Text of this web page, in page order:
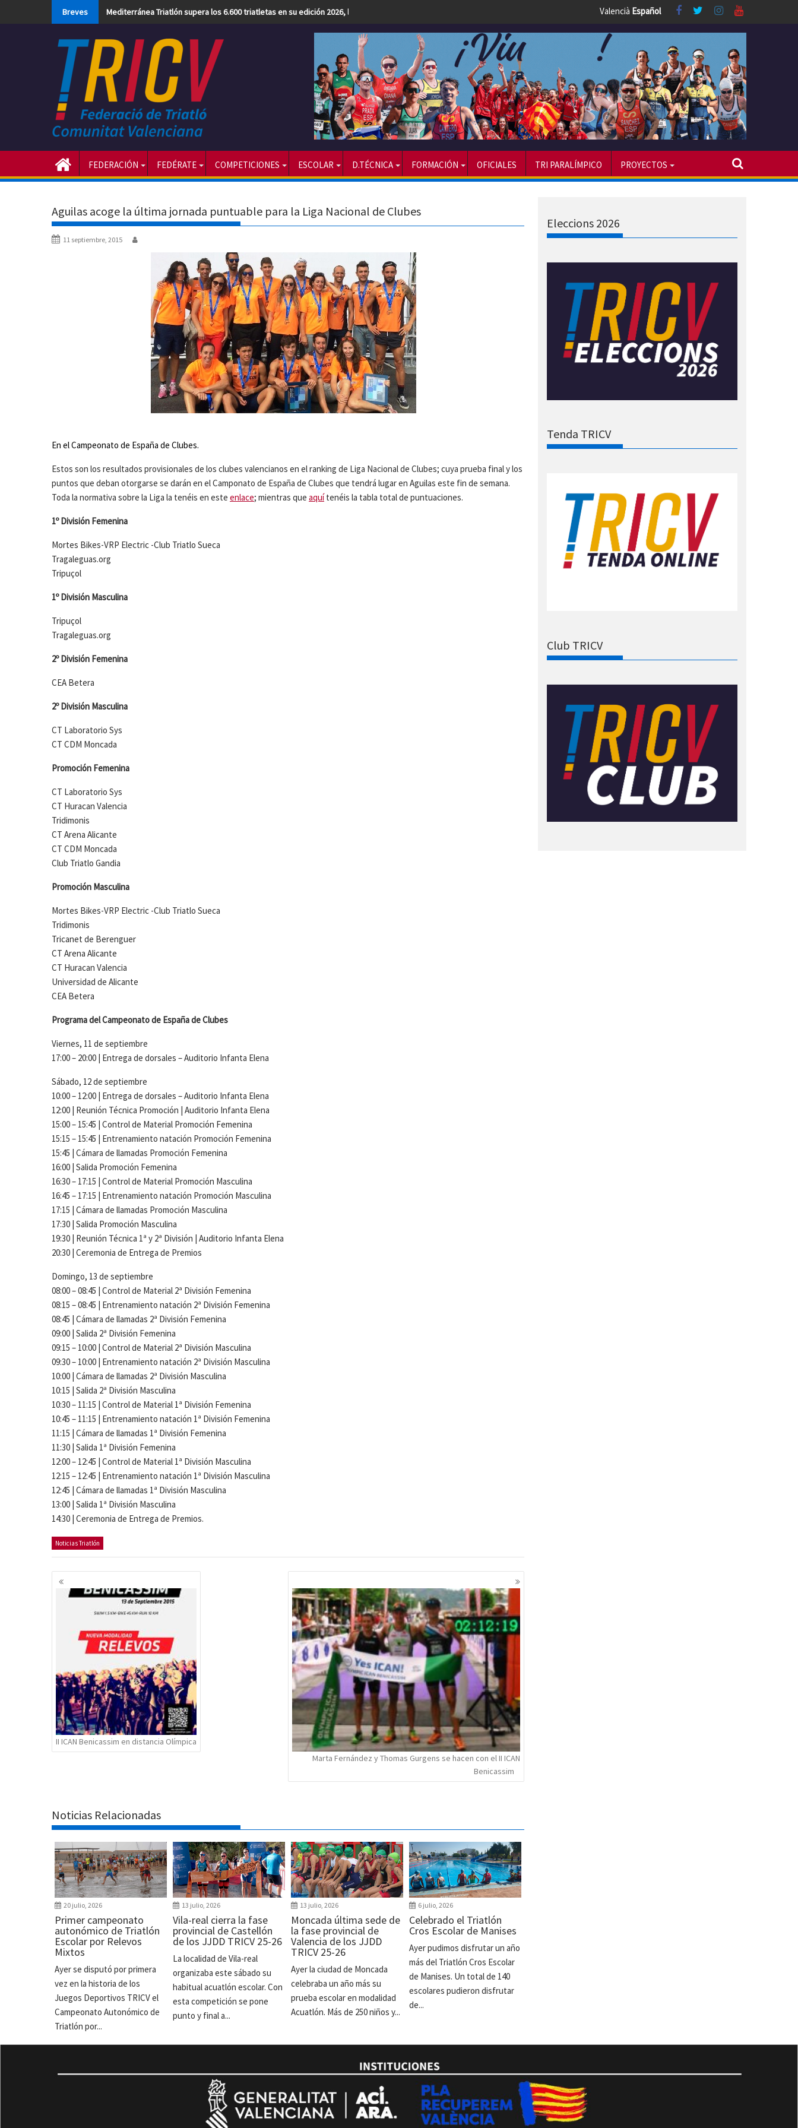
Breves Mediterránea Triatlón supera los 6.600 triatletas en su edición 2026, la más numerosa hasta la fecha Valencià Español
FEDERACIÓN FEDÉRATE COMPETICIONES ESCOLAR D.TÉCNICA FORMACIÓN OFICIALES TRI PARALÍMPICO PROYECTOS
Aguilas acoge la última jornada puntuable para la Liga Nacional de Clubes
11 septiembre, 2015
En el Campeonato de España de Clubes.
Estos son los resultados provisionales de los clubes valencianos en el ranking de Liga Nacional de Clubes; cuya prueba final y los
puntos que deban otorgarse se darán en el Camponato de España de Clubes que tendrá lugar en Aguilas este fin de semana.
Toda la normativa sobre la Liga la tenéis en este enlace; mientras que aquítenéis la tabla total de puntuaciones.
1º División Femenina
Mortes Bikes-VRP Electric -Club Triatlo Sueca
Tragaleguas.org
Tripuçol
1º División Masculina
Tripuçol
Tragaleguas.org
2º División Femenina
CEA Betera
2º División Masculina
CT Laboratorio Sys
CT CDM Moncada
Promoción Femenina
CT Laboratorio Sys
CT Huracan Valencia
Tridimonis
CT Arena Alicante
CT CDM Moncada
Club Triatlo Gandia
Promoción Masculina
Mortes Bikes-VRP Electric -Club Triatlo Sueca
Tridimonis
Tricanet de Berenguer
CT Arena Alicante
CT Huracan Valencia
Universidad de Alicante
CEA Betera
Programa del Campeonato de España de Clubes
Viernes, 11 de septiembre
17:00 – 20:00 | Entrega de dorsales – Auditorio Infanta Elena
Sábado, 12 de septiembre
10:00 – 12:00 | Entrega de dorsales – Auditorio Infanta Elena
12:00 | Reunión Técnica Promoción | Auditorio Infanta Elena
15:00 – 15:45 | Control de Material Promoción Femenina
15:15 – 15:45 | Entrenamiento natación Promoción Femenina
15:45 | Cámara de llamadas Promoción Femenina
16:00 | Salida Promoción Femenina
16:30 – 17:15 | Control de Material Promoción Masculina
16:45 – 17:15 | Entrenamiento natación Promoción Masculina
17:15 | Cámara de llamadas Promoción Masculina
17:30 | Salida Promoción Masculina
19:30 | Reunión Técnica 1ª y 2ª División | Auditorio Infanta Elena
20:30 | Ceremonia de Entrega de Premios
Domingo, 13 de septiembre
08:00 – 08:45 | Control de Material 2ª División Femenina
08:15 – 08:45 | Entrenamiento natación 2ª División Femenina
08:45 | Cámara de llamadas 2ª División Femenina
09:00 | Salida 2ª División Femenina
09:15 – 10:00 | Control de Material 2ª División Masculina
09:30 – 10:00 | Entrenamiento natación 2ª División Masculina
10:00 | Cámara de llamadas 2ª División Masculina
10:15 | Salida 2ª División Masculina
10:30 – 11:15 | Control de Material 1ª División Femenina
10:45 – 11:15 | Entrenamiento natación 1ª División Femenina
11:15 | Cámara de llamadas 1ª División Femenina
11:30 | Salida 1ª División Femenina
12:00 – 12:45 | Control de Material 1ª División Masculina
12:15 – 12:45 | Entrenamiento natación 1ª División Masculina
12:45 | Cámara de llamadas 1ª División Masculina
13:00 | Salida 1ª División Masculina
14:30 | Ceremonia de Entrega de Premios.
Noticias Triatlón
Navegación
II ICAN Benicassim en distancia Olímpica
Marta Fernández y Thomas Gurgens se hacen con el II ICAN
Benicassim
Noticias Relacionadas
20 julio, 2026
Primer campeonato
autonómico de Triatlón
Escolar por Relevos
Mixtos
Ayer se disputó por primera
vez en la historia de los
Juegos Deportivos TRICV el
Campeonato Autonómico de
Triatlón por...
13 julio, 2026
Vila-real cierra la fase
provincial de Castellón
de los JJDD TRICV 25-26
La localidad de Vila-real
organizaba este sábado su
habitual acuatlón escolar. Con
esta competición se pone
punto y final a...
13 julio, 2026
Moncada última sede de
la fase provincial de
Valencia de los JJDD
TRICV 25-26
Ayer la ciudad de Moncada
celebraba un año más su
prueba escolar en modalidad
Acuatlón. Más de 250 niños y...
6 julio, 2026
Celebrado el Triatlón
Cros Escolar de Manises
Ayer pudimos disfrutar un año
más del Triatlón Cros Escolar
de Manises. Un total de 140
escolares pudieron disfrutar
de...
Eleccions 2026
Tenda TRICV
Club TRICV